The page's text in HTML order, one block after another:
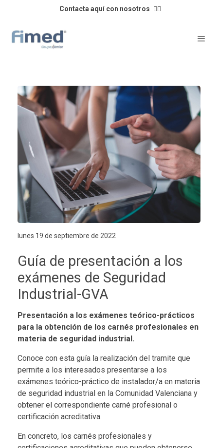
Contacta aquí con nosotros 👈🏼
lunes 19 de septiembre de 2022
Guía de presentación a los
exámenes de Seguridad
Industrial-GVA
Presentación a los exámenes teórico-prácticos
para la obtención de los carnés profesionales en
materia de seguridad industrial.
Conoce con esta guía la realización del tramite que
permite a los interesados presentarse a los
exámenes teórico-práctico de instalador/a en materia
de seguridad industrial en la Comunidad Valenciana y
obtener el correspondiente carné profesional o
certificación acreditativa.
En concreto, los carnés profesionales y